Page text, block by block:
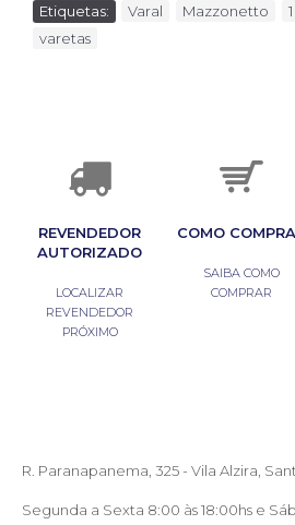
Etiquetas: Varal Mazzonetto 1
varetas
REVENDEDOR
AUTORIZADO
LOCALIZAR
REVENDEDOR
PRÓXIMO
COMO
SAIBA COMO
COMPRAR
R. Paranapanema, 325 - Vila Alzira,
Segunda a Sexta 8:00 às 18:00hs e